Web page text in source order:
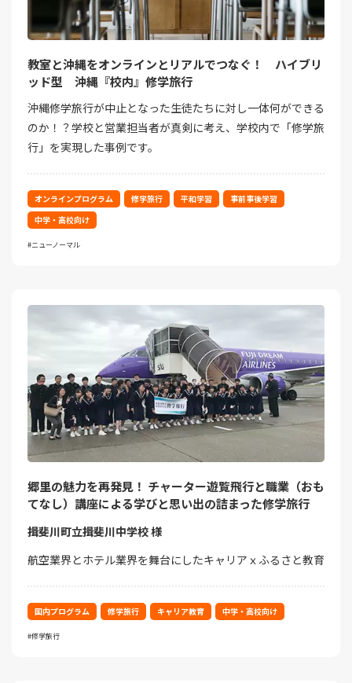
教室と沖縄をオンラインとリアルでつなぐ！ ハイブリ
ッド型 沖縄『校内』修学旅行
沖縄修学旅行が中止となった生徒たちに対し一体何ができる
のか！？学校と営業担当者が真剣に考え、学校内で「修学旅
行」を実現した事例です。
オンラインプログラム 修学旅行 平和学習
事前事後学習
中学・高校向け
ニューノーマル
郷里の魅力を再発見！ チャーター遊覧飛行と職業（おも
てなし）講座による学びと思い出の詰まった修学旅行
揖斐川町立揖斐川中学校 様
航空業界とホテル業界を舞台にしたキャリアｘふるさと教育
国内プログラム 修学旅行 キャリア教育 中学・高校向け
修学旅行